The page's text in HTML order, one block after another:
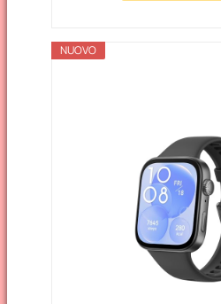
NUOVO